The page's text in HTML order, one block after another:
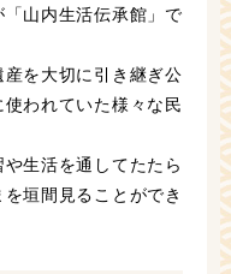
山内生活伝承館」で
を大切に引き継ぎ公
われていた様々な民
生活を通してたたら
垣間見ることができ